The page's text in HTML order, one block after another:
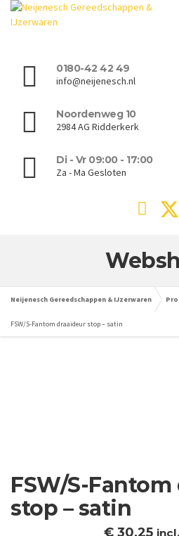
0180-42 42 49
info@neijenesch.nl
Noordenweg 10
2984 AG Ridderkerk
Di - Vr 09:00 - 17:00
Za - Ma Gesloten
Neijenesch Gereedschappen & IJzerwaren
FSW/S-Fantom draaideur stop – satin
FSW/S-
stop – satin
€30,25